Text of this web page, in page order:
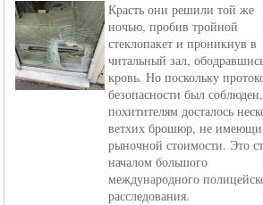
Красть они решили той же
ночью, пробив тройной
стеклопакет и проникнув в
читальный зал,
кровь. Но поскольку
безопасности был соблюден,
похитителям досталось
ветхих брошюр, не
рыночной стоимости. Это
началом большого
международного
расследования.